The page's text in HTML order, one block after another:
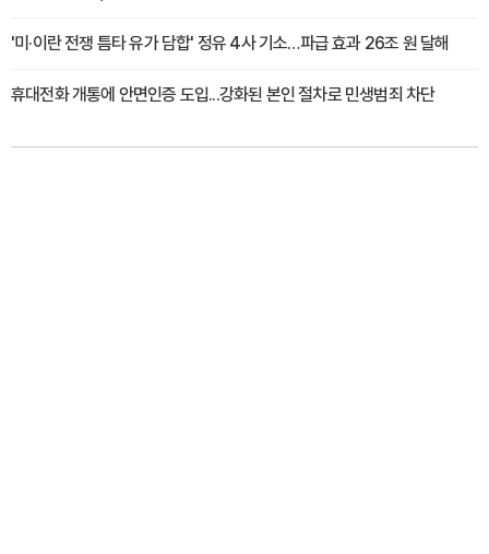
'미·이란 전쟁 틈타 유가 담합' 정유 4사 기소…파급 효과 26조 원 달해
휴대전화 개통에 안면인증 도입...강화된 본인 절차로 민생범죄 차단